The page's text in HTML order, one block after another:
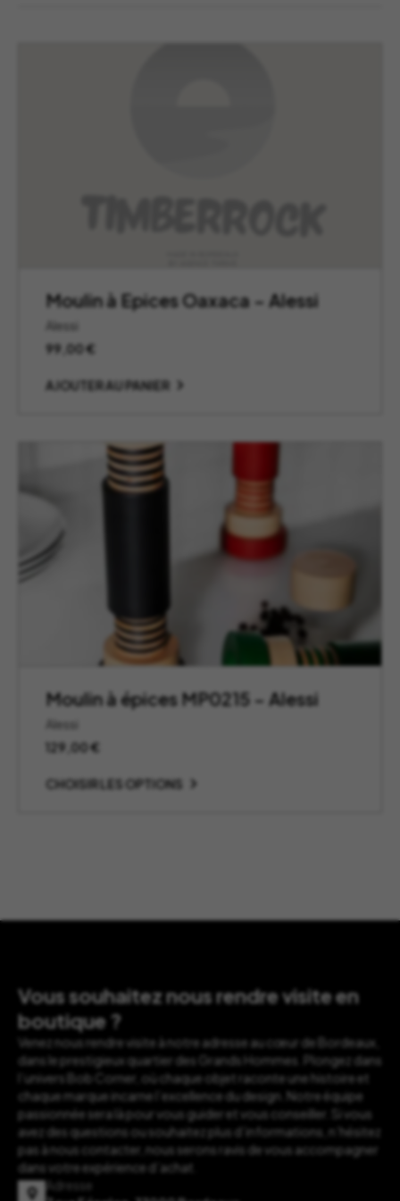
Moulin à Epices Oaxaca – Alessi
Alessi
99,00€
AJOUTER AU PANIER
Moulin à épices MP0215 – Alessi
Alessi
129,00€
CHOISIR LES OPTIONS
Vous souhaitez nous rendre visite en
boutique ?
Venez nous rendre visite à notre adresse au cœur de Bordeaux,
dans le prestigieux quartier des Grands Hommes. Plongez dans
l’univers Bob Corner, où chaque objet raconte une histoire et
chaque marque incarne l’excellence du design. Notre équipe
passionnée sera là pour vous guider et vous conseiller. Si vous
avez des questions ou souhaitez plus d’informations, n’hésitez
pas à nous contacter, nous serons ravis de vous accompagner
dans votre expérience d’achat.
Adresse